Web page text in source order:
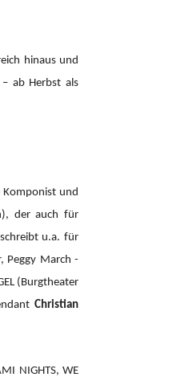
hinaus und
ab Herbst als
Komponist und
der auch für
u.a. für
Peggy March -
(Burgtheater
Christian
NIGHTS, WE